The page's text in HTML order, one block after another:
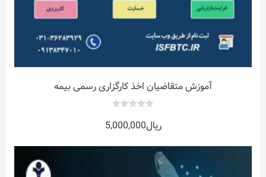
آموزش متقاضیان اخذ کارگزاری رسمی بیمه
out
of
ریال5,000,000